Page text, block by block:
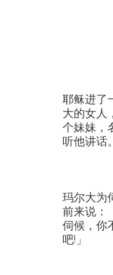
耶稣进了
大的女人
个妹妹，
听他讲话。
玛尔大为
前来说：
伺候，你
吧!」